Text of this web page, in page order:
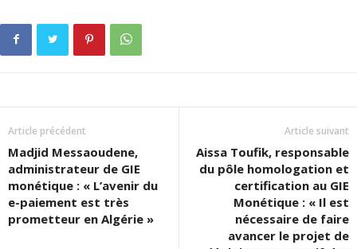
Article précédent
Madjid Messaoudene,
administrateur de GIE
monétique : « L’avenir du
e-paiement est très
prometteur en Algérie »
Article suivant
Aissa Toufik, responsable
du pôle homologation et
certification au GIE
Monétique : « Il est
nécessaire de faire
avancer le projet de